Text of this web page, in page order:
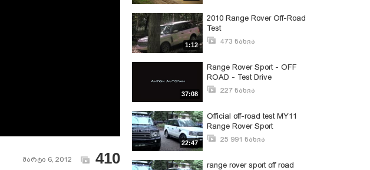
მარტი 6, 2012 410
1:12
2010 Range Rover Off-Road
Test
473 ნახვა
37:08
Range Rover Sport - OFF
ROAD - Test Drive
227 ნახვა
22:47
Official off-road test MY11
Range Rover Sport
25 991 ნახვა
range rover sport off road